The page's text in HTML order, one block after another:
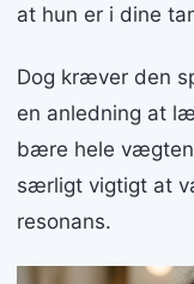
at hun er i dine
Dog kræver den
en anledning at
bære hele
særligt vigtigt at
resonans.